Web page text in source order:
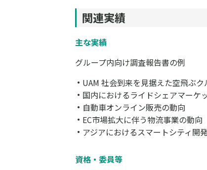
関連実績
主な実績
グループ内向け調査報告書の例
UAM 社会到来を見据えた空飛ぶ
国内におけるライドシェアマーケ
自動車オンライン販売の動向
EC市場拡大に伴う物流事業の動向
アジアにおけるスマートシティ開発
資格・委員等